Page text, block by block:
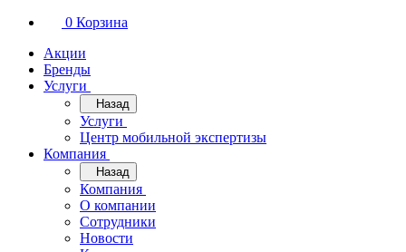
0 Корзина
Акции
Бренды
Услуги
Назад
Услуги
Центр мобильной экспертизы
Компания
Назад
Компания
О компании
Сотрудники
Новости